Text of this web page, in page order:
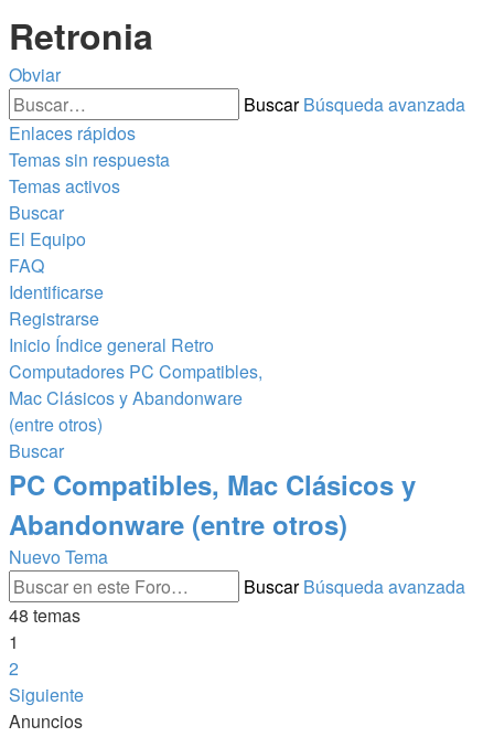
Retronia
Obviar
Buscar Búsqueda avanzada
Enlaces rápidos
Temas sin respuesta
Temas activos
Buscar
El Equipo
FAQ
Identificarse
Registrarse
Inicio Índice general Retro
Computadores PC Compatibles,
Mac Clásicos y Abandonware
(entre otros)
Buscar
PC Compatibles, Mac Clásicos y
Abandonware (entre otros)
Nuevo Tema
Buscar Búsqueda avanzada
48 temas
1
2
Siguiente
Anuncios